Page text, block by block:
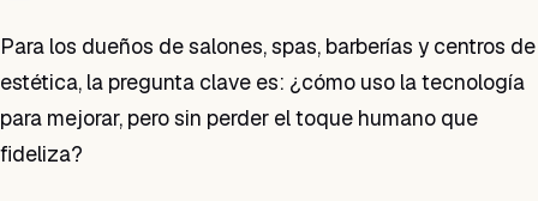
Para los dueños de salones, spas, barberías y centros de
estética, la pregunta clave es: ¿cómo uso la tecnología
para mejorar, pero sin perder el toque humano que
fideliza?